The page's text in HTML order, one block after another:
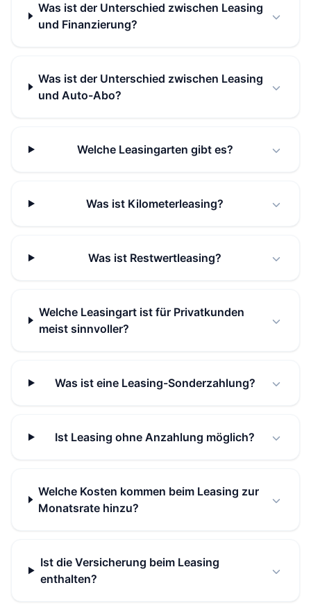
Was ist der Unterschied zwischen Leasing
und Finanzierung?
Was ist der Unterschied zwischen Leasing
und Auto-Abo?
Welche Leasingarten gibt es?
Was ist Kilometerleasing?
Was ist Restwertleasing?
Welche Leasingart ist für Privatkunden
meist sinnvoller?
Was ist eine Leasing-Sonderzahlung?
Ist Leasing ohne Anzahlung möglich?
Welche Kosten kommen beim Leasing zur
Monatsrate hinzu?
Ist die Versicherung beim Leasing
enthalten?